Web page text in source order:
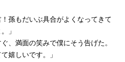
！孫もだいぶ具合がよくなってきて
」
、満面の笑みで僕にそう告げた。
嬉しいです。」